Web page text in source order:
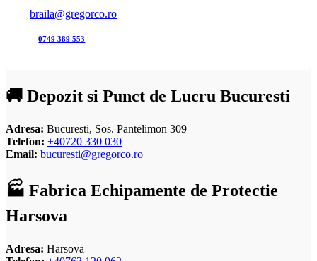
braila@gregorco.ro
0749 389 553
🚚 Depozit si Punct de Lucru Bucuresti
Adresa: Bucuresti, Sos. Pantelimon 309
Telefon: +40720 330 030
Email: bucuresti@gregorco.ro
🏭 Fabrica Echipamente de Protectie
Harsova
Adresa: Harsova